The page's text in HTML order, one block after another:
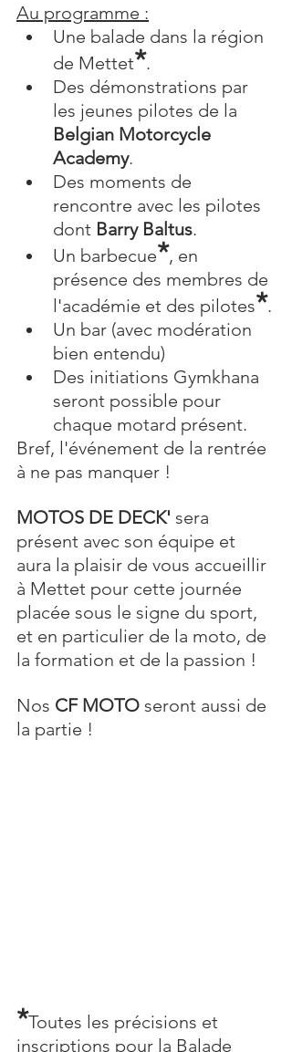
Au programme :
Une balade dans la région
de Mettet*.
Des démonstrations par
les jeunes pilotes de la
Belgian Motorcycle
Academy.
Des moments de
rencontre avec les pilotes
dont Barry Baltus.
Un barbecue*, en
présence des membres de
l'académie et des pilotes*.
Un bar (avec modération
bien entendu)
Des initiations Gymkhana
seront possible pour
chaque motard présent.
Bref, l'événement de la rentrée
à ne pas manquer !
MOTOS DE DECK' sera
présent avec son équipe et
aura la plaisir de vous accueillir
à Mettet pour cette journée
placée sous le signe du sport,
et en particulier de la moto, de
la formation et de la passion !
Nos CF MOTO seront aussi de
la partie !
*Toutes les précisions et
inscriptions pour la Balade